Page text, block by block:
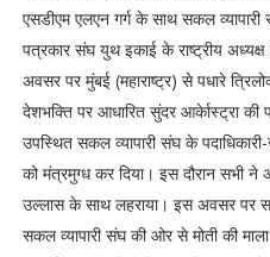
एसडीएम एलएन गर्ग के साथ सकल
पत्रकार संघ युथ इकाई के राष्ट्रीय
अवसर पर मुंबई (महाराष्ट्र) से पधारे
देशभक्ति पर आधारित सुंदर आर्केास्ट्रा की
उपस्थित सकल व्यापारी संघ के
को मंत्रमुग्ध कर दिया। इस दौरान सभी
उल्लास के साथ लहराया। इस अवसर पर
सकल व्यापारी संघ की ओर से मोती की